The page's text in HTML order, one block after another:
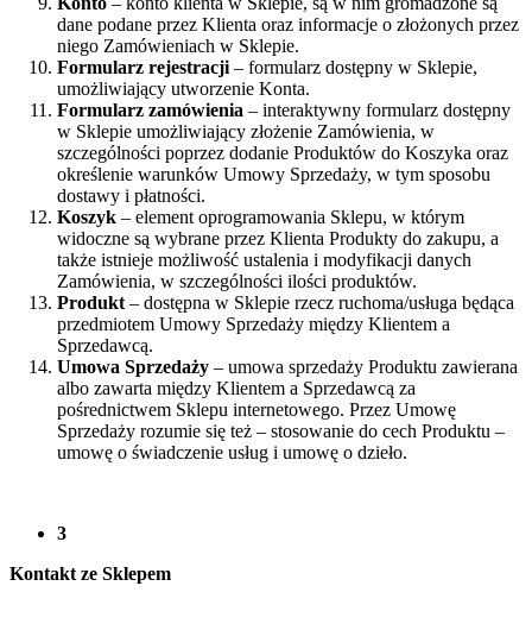
dane podane przez Klienta oraz informacje o złożonych przez
niego Zamówieniach w Sklepie.
Formularz rejestracji – formularz dostępny w Sklepie,
umożliwiający utworzenie Konta.
Formularz zamówienia – interaktywny formularz dostępny
w Sklepie umożliwiający złożenie Zamówienia, w
szczególności poprzez dodanie Produktów do Koszyka oraz
określenie warunków Umowy Sprzedaży, w tym sposobu
dostawy i płatności.
Koszyk – element oprogramowania Sklepu, w którym
widoczne są wybrane przez Klienta Produkty do zakupu, a
także istnieje możliwość ustalenia i modyfikacji danych
Zamówienia, w szczególności ilości produktów.
Produkt – dostępna w Sklepie rzecz ruchoma/usługa będąca
przedmiotem Umowy Sprzedaży między Klientem a
Sprzedawcą.
Umowa Sprzedaży – umowa sprzedaży Produktu zawierana
albo zawarta między Klientem a Sprzedawcą za
pośrednictwem Sklepu internetowego. Przez Umowę
Sprzedaży rozumie się też – stosowanie do cech Produktu –
umowę o świadczenie usług i umowę o dzieło.
3
Kontakt ze Sklepem